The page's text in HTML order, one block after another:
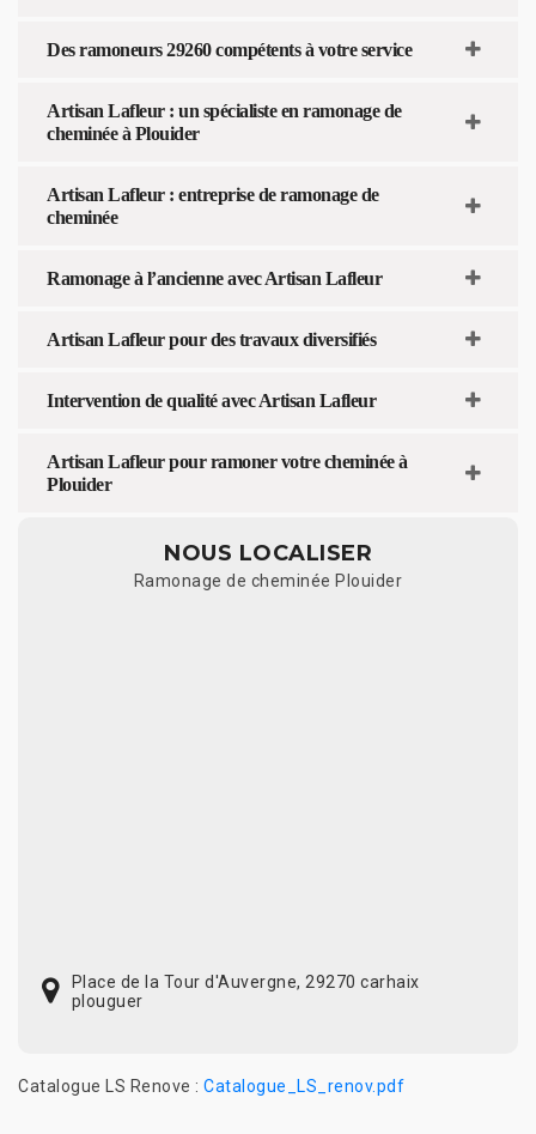
Des ramoneurs 29260 compétents à votre service
Artisan Lafleur : un spécialiste en ramonage de
cheminée à Plouider
Artisan Lafleur : entreprise de ramonage de
cheminée
Ramonage à l’ancienne avec Artisan Lafleur
Artisan Lafleur pour des travaux diversifiés
Intervention de qualité avec Artisan Lafleur
Artisan Lafleur pour ramoner votre cheminée à
Plouider
NOUS LOCALISER
Ramonage de cheminée Plouider
Place de la Tour d'Auvergne, 29270 carhaix
plouguer
Catalogue LS Renove : Catalogue_LS_renov.pdf